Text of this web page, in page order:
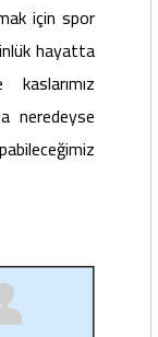
için spor
hayatta
kaslarımız
neredeyse